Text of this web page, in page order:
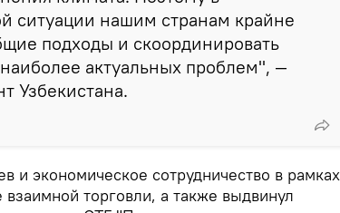
ситуации нашим странам крайне
подходы и скоординировать
актуальных проблем", —
Узбекистана.
и экономическое сотрудничество в рамках
торговли, а также выдвинул